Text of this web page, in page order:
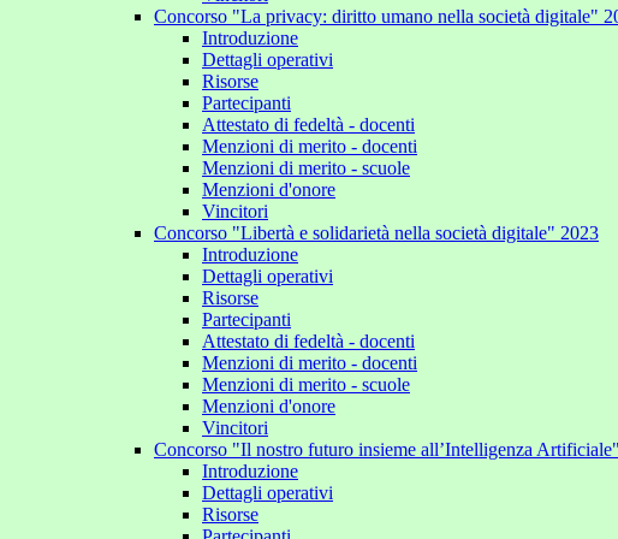
Concorso "La privacy: diritto umano nella società digitale"
Introduzione
Dettagli operativi
Risorse
Partecipanti
Attestato di fedeltà - docenti
Menzioni di merito - docenti
Menzioni di merito - scuole
Menzioni d'onore
Vincitori
Concorso "Libertà e solidarietà nella società digitale" 2023
Introduzione
Dettagli operativi
Risorse
Partecipanti
Attestato di fedeltà - docenti
Menzioni di merito - docenti
Menzioni di merito - scuole
Menzioni d'onore
Vincitori
Concorso "Il nostro futuro insieme all’Intelligenza
Introduzione
Dettagli operativi
Risorse